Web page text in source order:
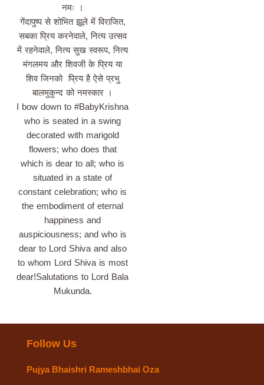
नमः ।
गेंदापुष्प से शोभित झूले में विराजित,
सबका प्रिय करनेवाले, नित्य उत्सव
में रहनेवाले, नित्य सुख स्वरूप, नित्य
मंगलमय और शिवजी के प्रिय या
शिव जिनको प्रिय है ऐसे प्रभु
बालमुकुन्द को नमस्कार ।
I bow down to #BabyKrishna
who is seated in a swing
decorated with marigold
flowers; who does that
which is dear to all; who is
situated in a state of
constant celebration; who is
the embodiment of eternal
happiness and
auspiciousness; and who is
dear to Lord Shiva and also
to whom Lord Shiva is most
dear!Salutations to Lord Bala
Mukunda.
Follow Us
Pujya Bhaishri Rameshbhai Oza